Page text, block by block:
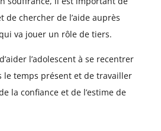
de chercher de l’aide auprès
va jouer un rôle de tiers.
l’adolescent à se recentrer
le temps présent et de travailler
la confiance et de l’estime de